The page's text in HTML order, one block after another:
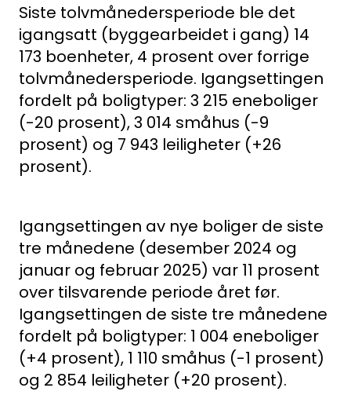
Medlemskap
Kurs og konferanser
Kompetanse
Siste tolvmånedersperiode ble det
igangsatt (byggearbeidet i gang) 14
173 boenheter, 4 prosent over forrige
tolvmånedersperiode. Igangsettingen
fordelt på boligtyper: 3 215 eneboliger
(-20 prosent), 3 014 småhus (-9
prosent) og 7 943 leiligheter (+26
prosent).
Igangsettingen av nye boliger de siste
tre månedene (desember 2024 og
januar og februar 2025) var 11 prosent
over tilsvarende periode året før.
Igangsettingen de siste tre månedene
fordelt på boligtyper: 1 004 eneboliger
(+4 prosent), 1 110 småhus (-1 prosent)
og 2 854 leiligheter (+20 prosent).